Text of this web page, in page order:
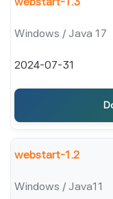
Windows / Java 17
2024-07-31
webstart-1.2
Windows / Java11